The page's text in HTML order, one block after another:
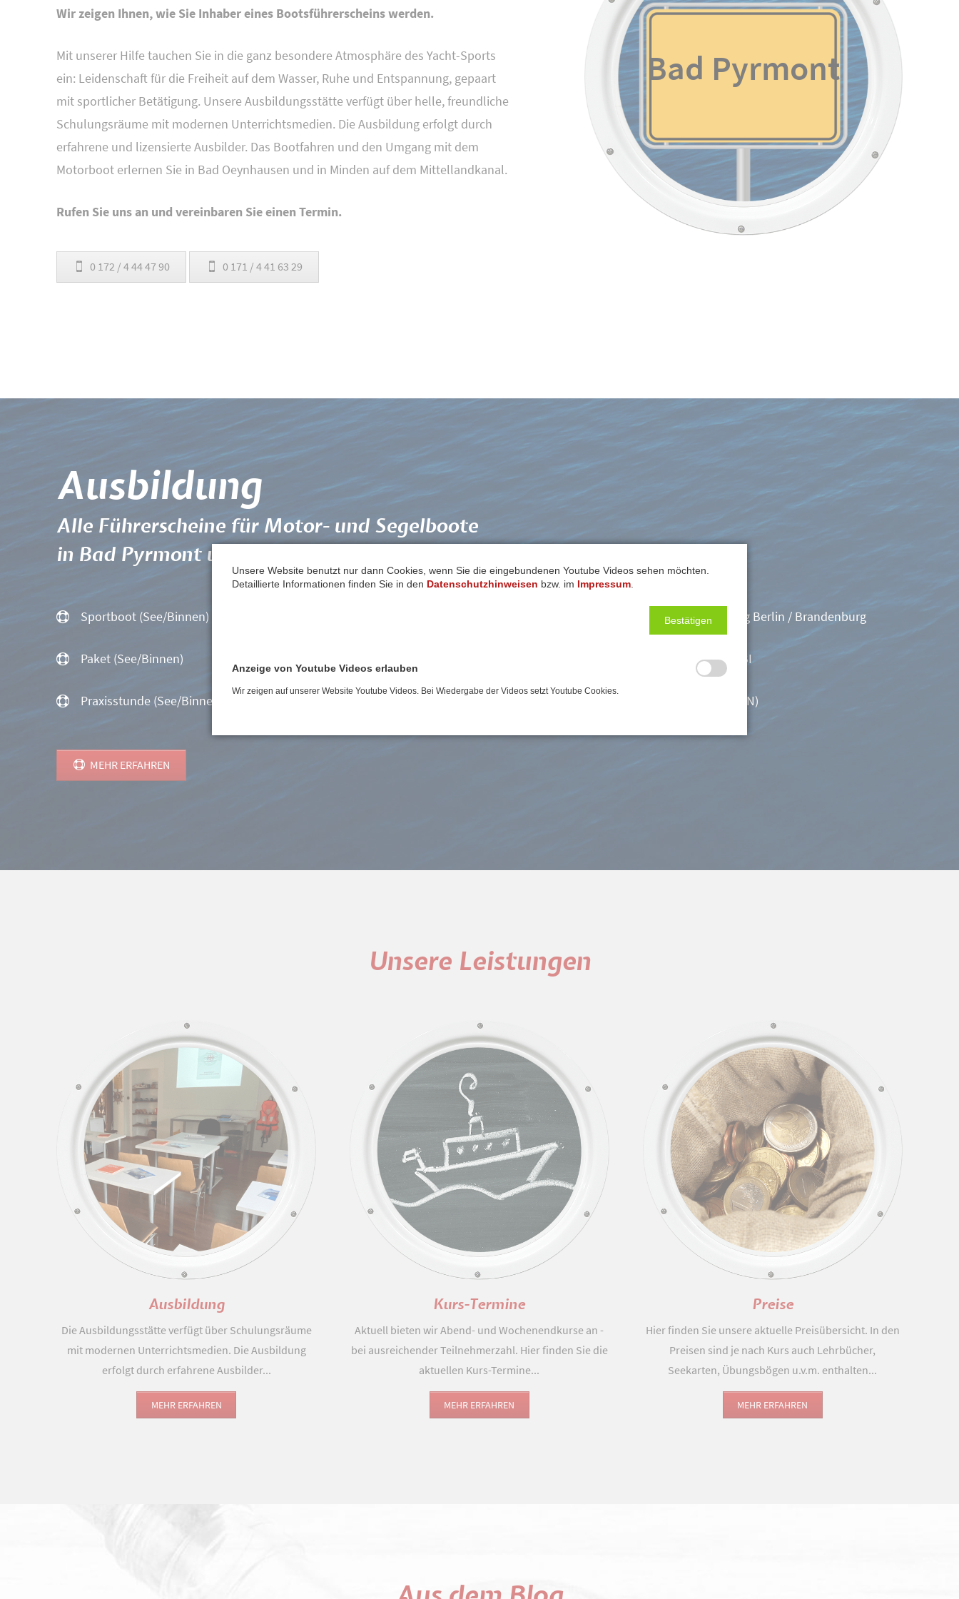
Wir zeigen Ihnen, wie Sie Inhaber eines Bootsführerscheins werden.
Mit unserer Hilfe tauchen Sie in die ganz besondere Atmosphäre des Yacht-Sports
ein: Leidenschaft für die Freiheit auf dem Wasser, Ruhe und Entspannung, gepaart
mit sportlicher Betätigung. Unsere Ausbildungsstätte verfügt über helle, freundliche
Schulungsräume mit modernen Unterrichtsmedien. Die Ausbildung erfolgt durch
erfahrene und lizensierte Ausbilder. Das Bootfahren und den Umgang mit dem
Motorboot erlernen Sie in Bad Oeynhausen und in Minden auf dem Mittellandkanal.
Rufen Sie uns an und vereinbaren Sie einen Termin.
0 172 / 4 44 47 90 0 171 / 4 41 63 29
Bad Pyrmont
Ausbildung
Alle Führerscheine für Motor- und Segelboote
in Bad Pyrmont und Umgebung
Sportboot (See/Binnen)
Paket (See/Binnen)
Praxisstunde (See/Binnen) Prüfungsfahrt (See/Binnen)
Skippertraining Berlin / Brandenburg
Funkschein UBI
Pyroschein (FKN)
MEHR ERFAHREN
Unsere Leistungen
Ausbildung
Die Ausbildungsstätte verfügt über Schulungsräume
mit modernen Unterrichtsmedien. Die Ausbildung
erfolgt durch erfahrene Ausbilder...
MEHR ERFAHREN
Kurs-Termine
Aktuell bieten wir Abend- und Wochenendkurse an -
bei ausreichender Teilnehmerzahl. Hier finden Sie die
aktuellen Kurs-Termine...
MEHR ERFAHREN
Preise
Hier finden Sie unsere aktuelle Preisübersicht. In den
Preisen sind je nach Kurs auch Lehrbücher,
Seekarten, Übungsbögen u.v.m. enthalten...
MEHR ERFAHREN
Unsere Website benutzt nur dann Cookies, wenn Sie die eingebundenen Youtube Videos sehen möchten.
Detaillierte Informationen finden Sie in den Datenschutzhinweisen bzw. im Impressum
Bestätigen
Anzeige von Youtube Videos erlauben
Wir zeigen auf unserer Website Youtube Videos. Bei Wiedergabe der Videos setzt Youtube Cookies.